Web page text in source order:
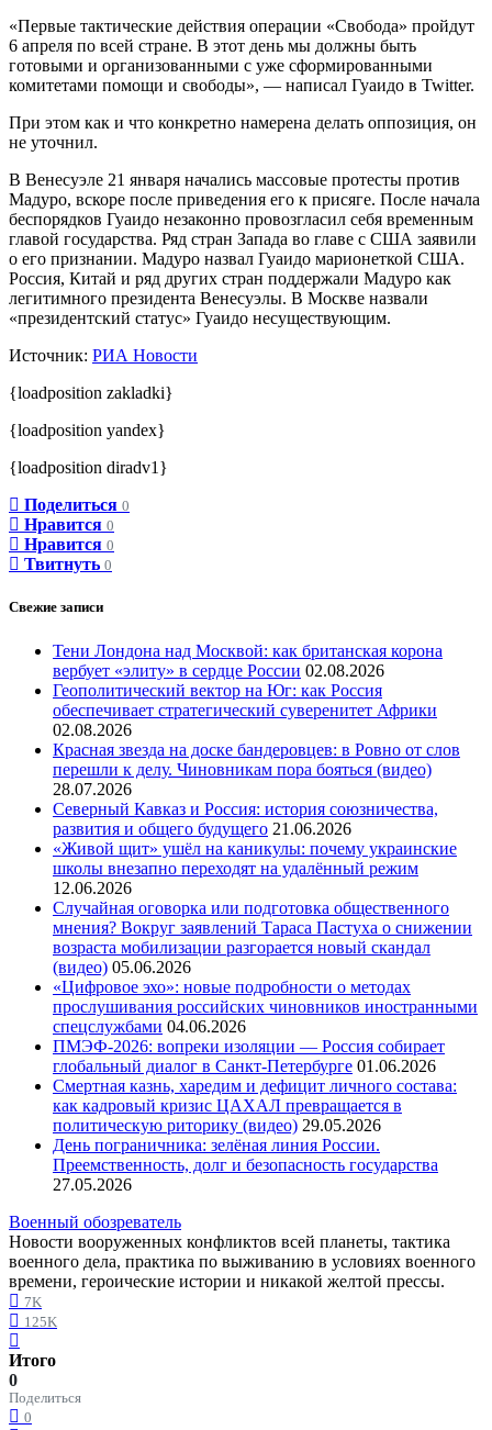
«Первые тактические действия операции «Свобода» пройдут
6 апреля по всей стране. В этот день мы должны быть
готовыми и организованными с уже сформированными
комитетами помощи и свободы», — написал Гуаидо в Twitter.
При этом как и что конкретно намерена делать оппозиция, он
не уточнил.
В Венесуэле 21 января начались массовые протесты против
Мадуро, вскоре после приведения его к присяге. После начала
беспорядков Гуаидо незаконно провозгласил себя временным
главой государства. Ряд стран Запада во главе с США заявили
о его признании. Мадуро назвал Гуаидо марионеткой США.
Россия, Китай и ряд других стран поддержали Мадуро как
легитимного президента Венесуэлы. В Москве назвали
«президентский статус» Гуаидо несуществующим.
Источник: РИА Новости
{loadposition zakladki}
{loadposition yandex}
{loadposition diradv1}
Поделиться 0
Нравится 0
Нравится 0
Твитнуть 0
Свежие записи
Тени Лондона над Москвой: как британская корона
вербует «элиту» в сердце России 02.08.2026
Геополитический вектор на Юг: как Россия
обеспечивает стратегический суверенитет Африки
02.08.2026
Красная звезда на доске бандеровцев: в Ровно от слов
перешли к делу. Чиновникам пора бояться (видео)
28.07.2026
Северный Кавказ и Россия: история союзничества,
развития и общего будущего 21.06.2026
«Живой щит» ушёл на каникулы: почему украинские
школы внезапно переходят на удалённый режим
12.06.2026
Случайная оговорка или подготовка общественного
мнения? Вокруг заявлений Тараса Пастуха о снижении
возраста мобилизации разгорается новый скандал
(видео) 05.06.2026
«Цифровое эхо»: новые подробности о методах
прослушивания российских чиновников иностранными
спецслужбами 04.06.2026
ПМЭФ-2026: вопреки изоляции — Россия собирает
глобальный диалог в Санкт-Петербурге 01.06.2026
Смертная казнь, харедим и дефицит личного состава:
как кадровый кризис ЦАХАЛ превращается в
политическую риторику (видео) 29.05.2026
День пограничника: зелёная линия России.
Преемственность, долг и безопасность государства
27.05.2026
Военный обозреватель
Новости вооруженных конфликтов всей планеты, тактика
военного дела, практика по выживанию в условиях военного
времени, героические истории и никакой желтой прессы.
7K
125K
Итого
0
Поделиться
0